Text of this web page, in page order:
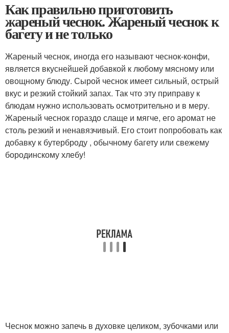
Как правильно приготовить
жареный чеснок. Жареный чеснок к
багету и не только
Жареный чеснок, иногда его называют чеснок-конфи,
является вкуснейшей добавкой к любому мясному или
овощному блюду. Сырой чеснок имеет сильный, острый
вкус и резкий стойкий запах. Так что эту приправу к
блюдам нужно использовать осмотрительно и в меру.
Жареный чеснок гораздо слаще и мягче, его аромат не
столь резкий и ненавязчивый. Его стоит попробовать как
добавку к бутерброду , обычному багету или свежему
бородинскому хлебу!
Чеснок можно запечь в духовке целиком, зубочками или